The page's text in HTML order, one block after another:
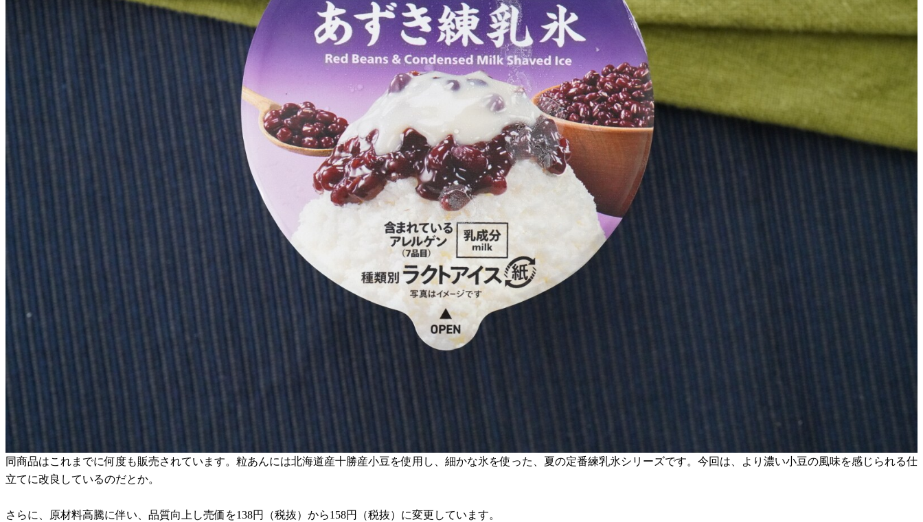
同商品はこれまでに何度も販売されています。粒あんには北海道産十勝産小豆を使用し、細かな氷を使った、夏の定番練乳氷シリーズです。今回は、より濃い小豆の風味を感じられる仕
立てに改良しているのだとか。
さらに、原材料高騰に伴い、品質向上し売価を138円（税抜）から158円（税抜）に変更しています。